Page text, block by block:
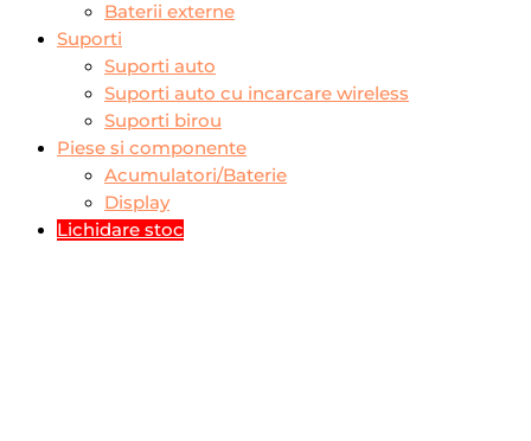
Baterii externe
Suporti
Suporti auto
Suporti auto cu incarcare wireless
Suporti birou
Piese si componente
Acumulatori/Baterie
Display
Lichidare stoc